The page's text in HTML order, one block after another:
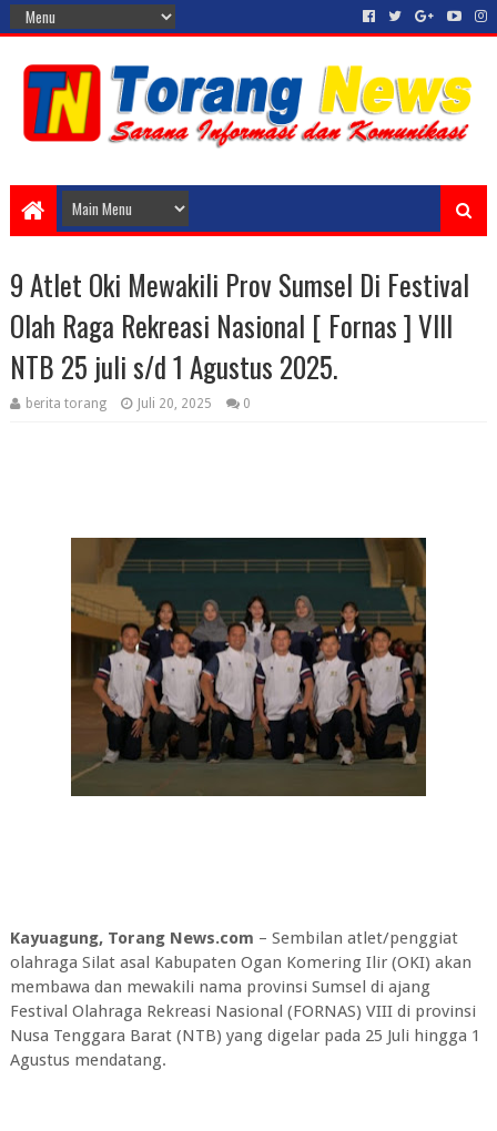
9 Atlet Oki Mewakili Prov Sumsel Di Festival
Olah Raga Rekreasi Nasional [ Fornas ] VIII
NTB 25 juli s/d 1 Agustus 2025.
berita torang Juli 20, 2025 0
Kayuagung, Torang News.com – Sembilan atlet/penggiat
olahraga Silat asal Kabupaten Ogan Komering Ilir (OKI) akan
membawa dan mewakili nama provinsi Sumsel di ajang
Festival Olahraga Rekreasi Nasional (FORNAS) VIII di provinsi
Nusa Tenggara Barat (NTB) yang digelar pada 25 Juli hingga 1
Agustus mendatang.